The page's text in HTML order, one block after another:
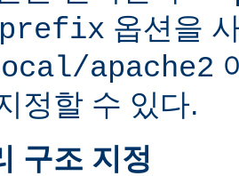
옵션을
apache2
정할 수 있다.
구조 지정